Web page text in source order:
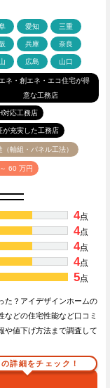
愛知 三重
兵庫 奈良
広島 山口
ネ・創エネ・エコ住宅が得
意な工務店
対応工務店
が充実した工務店
（軸組・パネル工法）
60 万円
4点
4点
4点
4点
5点
た？アイデザインホームの
などの住宅性能など口コミ
や値下げ方法まで調査して
詳細をチェック！